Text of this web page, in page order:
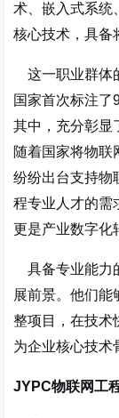
术、嵌入式系统
核心技术，具备
这一职业群体
国家首次标注了
其中，充分彰显
随着国家将物联
纷纷出台支持物
程专业人才的需
更是产业数字化
具备专业能力
展前景。他们能
整项目，在技术
为企业核心技术
JYPC物联网工